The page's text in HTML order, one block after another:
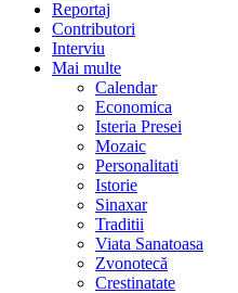
Reportaj
Contributori
Interviu
Mai multe
Calendar
Economica
Isteria Presei
Mozaic
Personalitati
Istorie
Sinaxar
Traditii
Viata Sanatoasa
Zvonotecă
Crestinatate